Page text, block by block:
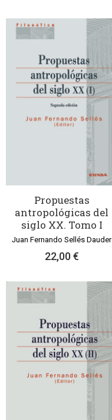
Propuestas
antropológicas del
siglo XX. Tomo I
Juan Fernando Sellés Dauder
22,00 €